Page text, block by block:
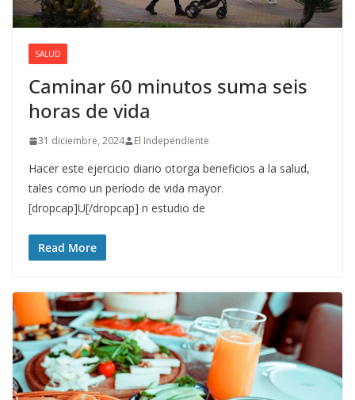
SALUD
Caminar 60 minutos suma seis
horas de vida
31 diciembre, 2024 El Independiente
Hacer este ejercicio diario otorga beneficios a la salud,
tales como un período de vida mayor.
[dropcap]U[/dropcap] n estudio de
Read More